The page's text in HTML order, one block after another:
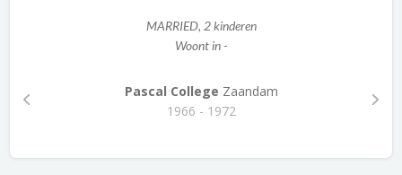
MARRIED, 2 kinderen
Woont in -
Pascal College Zaandam
1966 - 1972